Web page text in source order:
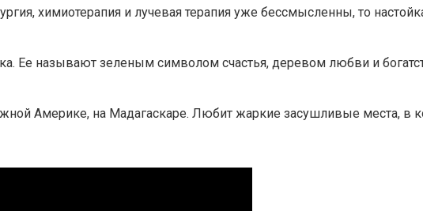
химиотерапия и лучевая терапия уже бессмысленны, то
Ее называют зеленым символом счастья, деревом любви и
Америке, на Мадагаскаре. Любит жаркие засушливые места, в